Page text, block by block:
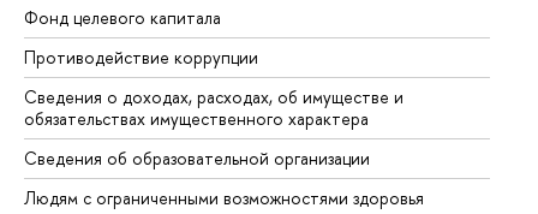
Фонд целевого капитала
Противодействие коррупции
Сведения о доходах, расходах, об имуществе и
обязательствах имущественного характера
Сведения об образовательной организации
Людям с ограниченными возможностями здоровья